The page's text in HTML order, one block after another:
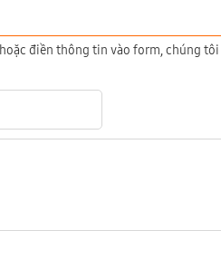
hoặc điền thông tin vào form, chúng